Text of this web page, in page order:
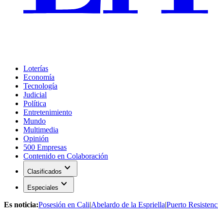
Loterías
Economía
Tecnología
Judicial
Política
Entretenimiento
Mundo
Multimedia
Opinión
500 Empresas
Contenido en Colaboración
Clasificados expand_more
Especiales expand_more
Es noticia:Posesión en Cali|Abelardo de la Espriella|Puerto